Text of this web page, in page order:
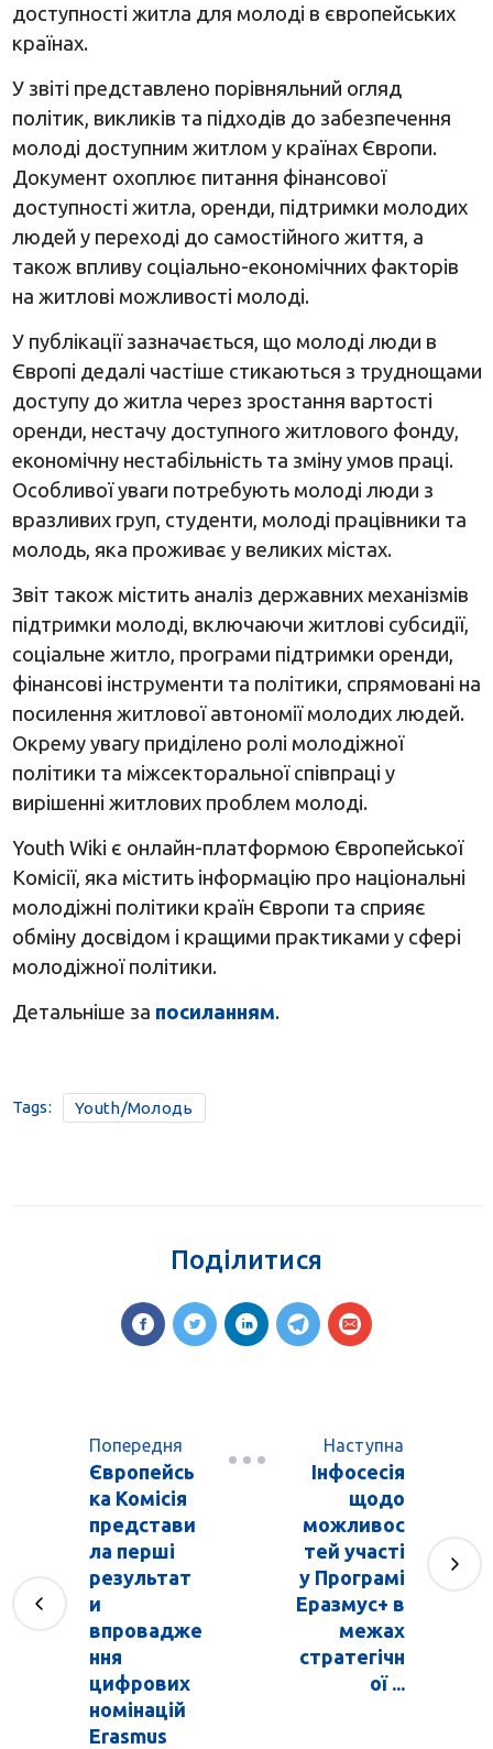
доступності житла для молоді в європейських
країнах.
У звіті представлено порівняльний огляд
політик, викликів та підходів до забезпечення
молоді доступним житлом у країнах Європи.
Документ охоплює питання фінансової
доступності житла, оренди, підтримки молодих
людей у переході до самостійного життя, а
також впливу соціально-економічних факторів
на житлові можливості молоді.
У публікації зазначається, що молоді люди в
Європі дедалі частіше стикаються з труднощами
доступу до житла через зростання вартості
оренди, нестачу доступного житлового фонду,
економічну нестабільність та зміну умов праці.
Особливої уваги потребують молоді люди з
вразливих груп, студенти, молоді працівники та
молодь, яка проживає у великих містах.
Звіт також містить аналіз державних механізмів
підтримки молоді, включаючи житлові субсидії,
соціальне житло, програми підтримки оренди,
фінансові інструменти та політики, спрямовані на
посилення житлової автономії молодих людей.
Окрему увагу приділено ролі молодіжної
політики та міжсекторальної співпраці у
вирішенні житлових проблем молоді.
Youth Wiki є онлайн-платформою Європейської
Комісії, яка містить інформацію про національні
молодіжні політики країн Європи та сприяє
обміну досвідом і кращими практиками у сфері
молодіжної політики.
Детальніше за посиланням.
Tags: Youth/Молодь
Поділитися
Попередня
Європейсь
ка Комісія
представи
ла перші
результат
и
впровадже
ння
цифрових
номінацій
Erasmus
Наступна
Інфосесія
щодо
можливос
тей участі
у Програмі
Еразмус+ в
межах
стратегічн
ої ...